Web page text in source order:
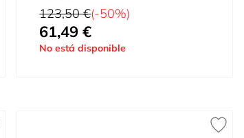
Precio habitual
123,50 €(-50%)
Tan bajo como
61,49 €
No está disponible